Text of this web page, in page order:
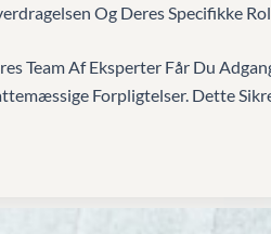
Og Deres Specifikke
Team Af Eksperter Får Du
Forpligtelser. Dette